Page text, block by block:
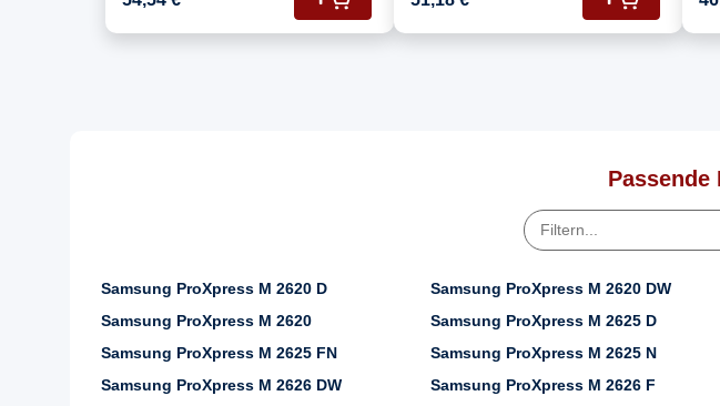
Passende
Samsung ProXpress M 2620 D Samsung ProXpress M 2620 DW
Samsung ProXpress M 2620
Samsung ProXpress M 2625 D
Samsung ProXpress M 2625 FN
Samsung ProXpress M 2625 N
Samsung ProXpress M 2626 DW
Samsung ProXpress M 2626 F